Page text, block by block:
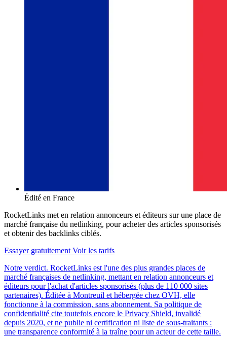
Édité en France
RocketLinks met en relation annonceurs et éditeurs sur une place de
marché française du netlinking, pour acheter des articles sponsorisés
et obtenir des backlinks ciblés.
Essayer gratuitement Voir les tarifs
Notre verdict. RocketLinks est l'une des plus grandes places de
marché françaises de netlinking, mettant en relation annonceurs et
éditeurs pour l'achat d'articles sponsorisés (plus de 110 000 sites
partenaires). Éditée à Montreuil et hébergée chez OVH, elle
fonctionne à la commission, sans abonnement. Sa politique de
confidentialité cite toutefois encore le Privacy Shield, invalidé
depuis 2020, et ne publie ni certification ni liste de sous-traitants :
une transparence conformité à la traîne pour un acteur de cette taille.